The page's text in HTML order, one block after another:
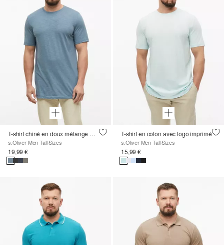
T-shirt chiné en doux mélange de coton
s.Oliver Men Tall Sizes
19,99 €
T-shirt en coton avec logo imprimé
s.Oliver Men Tall Sizes
15,99 €